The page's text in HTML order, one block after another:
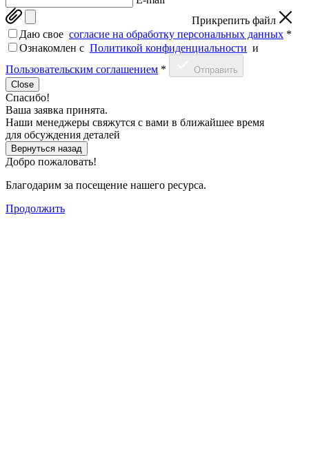
Прикрепить файл
Даю свое согласие на обработку персональных данных *
Ознакомлен c Политикой конфиденциальности и
Пользовательским соглашением *
Отправить
Close
Спасибо!
Ваша заявка принята.
Наши менеджеры свяжутся с вами в ближайшее время
для обсуждения деталей
Вернуться назад
Добро пожаловать!
Благодарим за посещение нашего ресурса.
Продолжить